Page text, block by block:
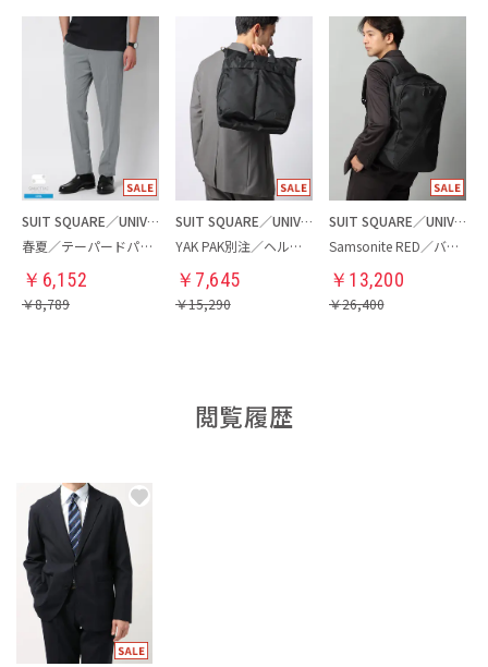
SUIT SQUARE／UNIVERSAL LANGUAGE
春夏／テーパードパンツ
￥ 6,152
￥8,789
SUIT SQUARE／UNIVERSAL LANGUAGE
YAK PAK別注／ヘルメットバッグ
￥ 7,645
￥15,290
SUIT SQUARE／UNIVERSAL LANGUAGE
Samsonite RED／バックパック
￥ 13,200
￥26,400
閲覧履歴